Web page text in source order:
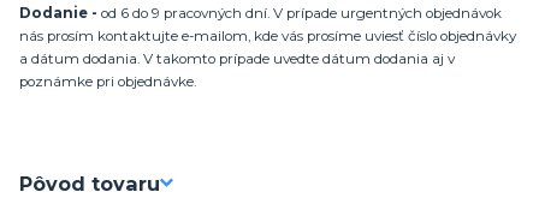
Dodanie - od 6 do 9 pracovných dní. V prípade urgentných objednávok
nás prosím kontaktujte e-mailom, kde vás prosíme uviesť číslo objednávky
a dátum dodania. V takomto prípade uvedte dátum dodania aj v
poznámke pri objednávke.
Pôvod tovaru